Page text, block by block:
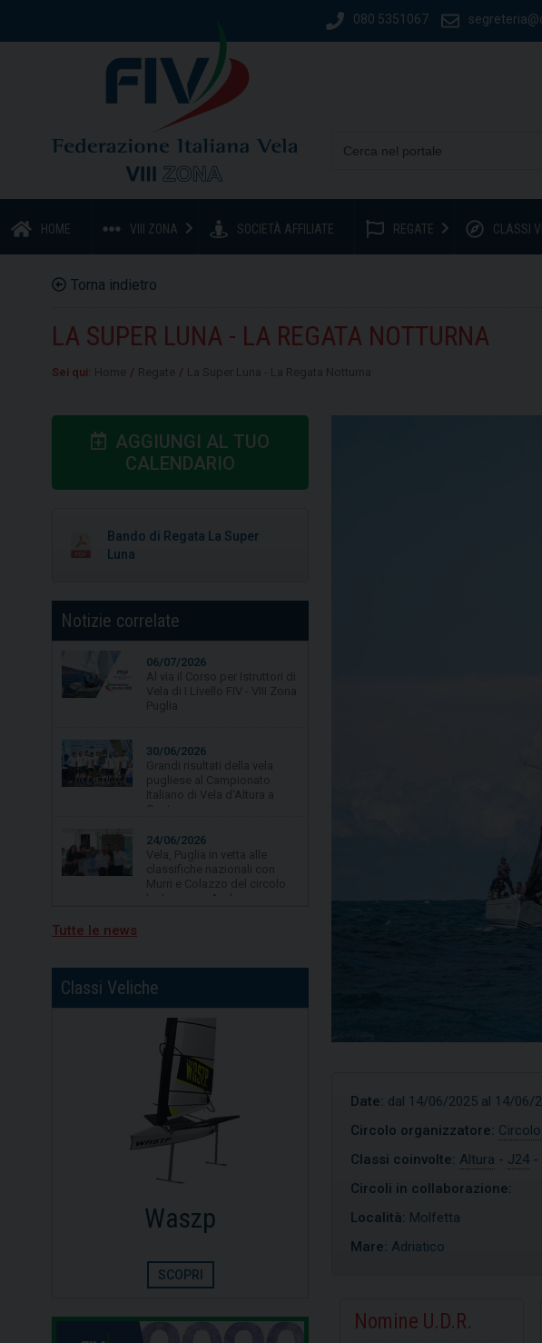
080 5351067
HOME VIII ZONA SOCIETÀ AFFILIATE REGATE CLASSI
Torna indietro
LA SUPER LUNA - LA REGATA NOTTURNA
Sei qui: / /
AGGIUNGI AL TUO
CALENDARIO
Bando di Regata La Super
Luna
Notizie correlate
06/07/2026
Al via il Corso per Istruttori di
Gaeta.
La Lampara Asd
Freedom vincitrice della XV
regata Brindisi-Valona
Tutte le news
Classi Veliche
Dinghy
SCOPRI
Optimist
Date: dal 14/06/2025 al 14/06/
Circolo organizzatore:
Classi coinvolte: Altura - J24-
Circoli in collaborazione:
Località: Molfetta
Mare: Adriatico
Nomine U.D.R.